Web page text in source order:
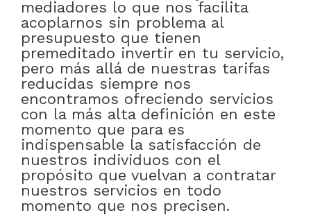
mediadores lo que nos facilita
acoplarnos sin problema al
presupuesto que tienen
premeditado invertir en tu servicio,
pero más allá de nuestras tarifas
reducidas siempre nos
encontramos ofreciendo servicios
con la más alta definición en este
momento que para es
indispensable la satisfacción de
nuestros individuos con el
propósito que vuelvan a contratar
nuestros servicios en todo
momento que nos precisen.